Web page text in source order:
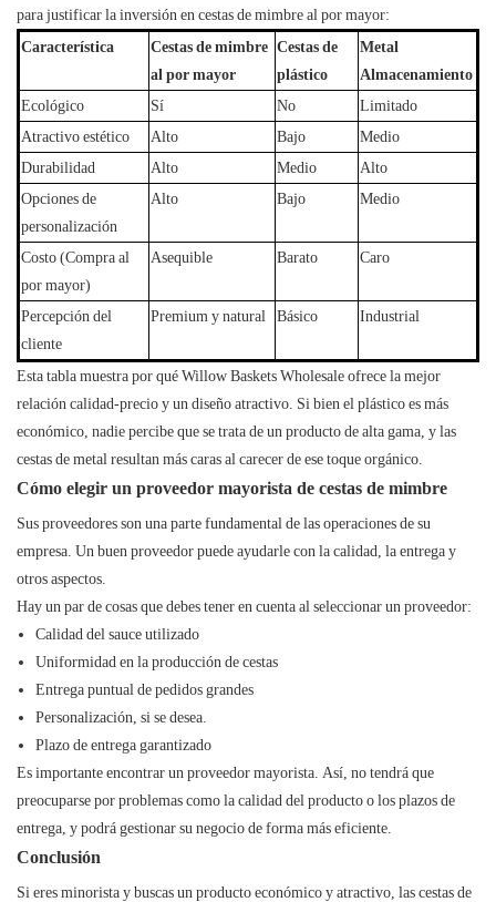
para justificar la inversión en cestas de mimbre al por mayor:
Característica
Cestas de mimbre
al por mayor
Cestas de
plástico
Metal
Almacenamiento
Ecológico
Sí No
Limitado
Atractivo estético
Alto Bajo
Medio
Durabilidad
Alto Medio
Alto
Opciones de
personalización
Alto Bajo Medio
Costo (Compra al
por mayor)
Asequible Barato Caro
Percepción del
cliente
Premium y natural Básico Industrial
Esta tabla muestra por qué Willow Baskets Wholesale ofrece la mejor
relación calidad-precio y un diseño atractivo. Si bien el plástico es más
económico, nadie percibe que se trata de un producto de alta gama, y ​​las
cestas de metal resultan más caras al carecer de ese toque orgánico.
Cómo elegir un proveedor mayorista de cestas de mimbre
Sus proveedores son una parte fundamental de las operaciones de su
empresa. Un buen proveedor puede ayudarle con la calidad, la entrega y
otros aspectos.
Hay un par de cosas que debes tener en cuenta al seleccionar un proveedor:
Calidad del sauce utilizado
Uniformidad en la producción de cestas
Entrega puntual de pedidos grandes
Personalización, si se desea.
Plazo de entrega garantizado
Es importante encontrar un proveedor mayorista. Así, no tendrá que
preocuparse por problemas como la calidad del producto o los plazos de
entrega, y podrá gestionar su negocio de forma más eficiente.
Conclusión
Si eres minorista y buscas un producto económico y atractivo, las cestas de